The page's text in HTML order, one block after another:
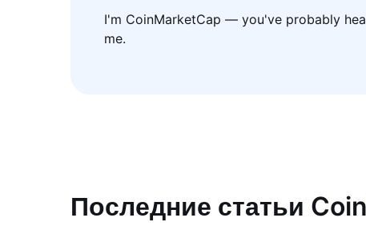
I'm CoinMarketCap — you've probably
me.
Последние статьи